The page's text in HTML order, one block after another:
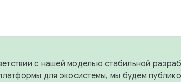
с нашей моделью стабильной
для экосистемы, мы будем